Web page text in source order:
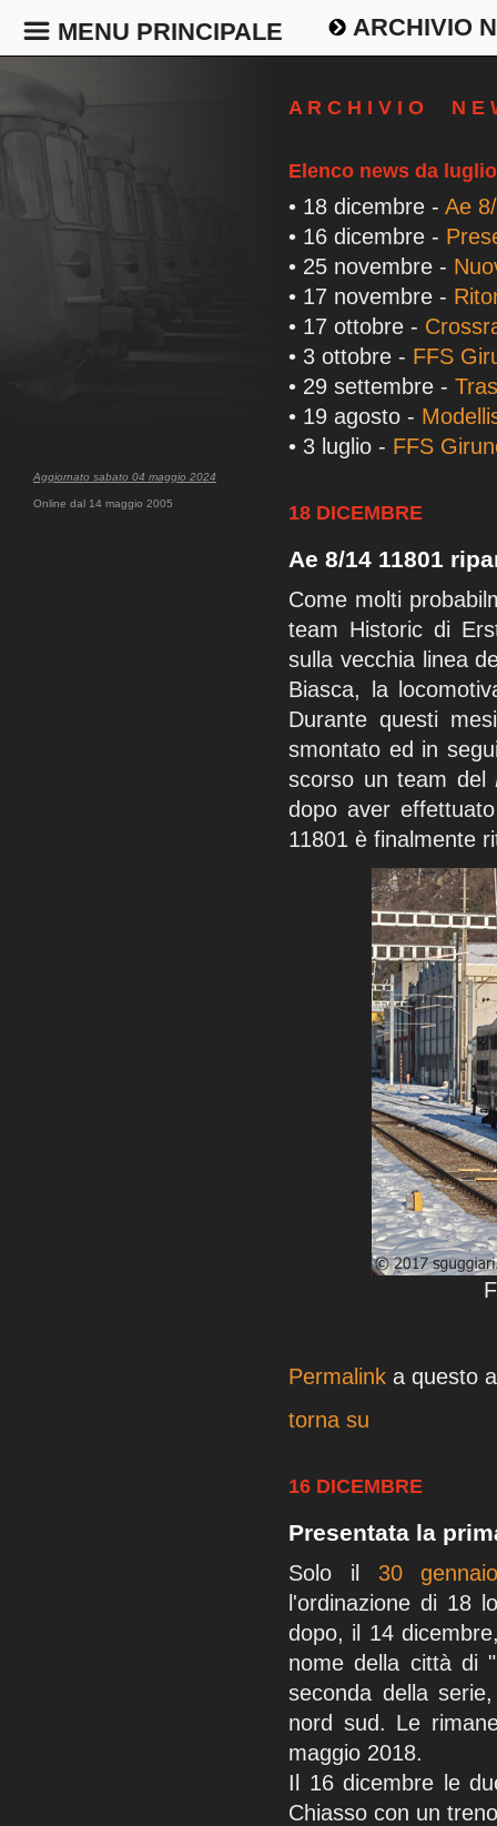
MENU PRINCIPALE ARCHIVIO
Aggiornato sabato 04 maggio 2024
Online dal 14 maggio 2005
A R C H I V I O N E
Elenco news da
• 18 dicembre - Ae
• 16 dicembre -
• 25 novembre -
• 17 novembre -
• 17 ottobre -
• 3 ottobre - FFS
• 29 settembre -
• 19 agosto -
• 3 luglio - FFS
18 DICEMBRE
Ae 8/14 11801
Come molti
team Historic di
sulla vecchia linea
Biasca, la
Durante questi
smontato ed in
scorso un team del
dopo aver
11801 è finalmente
Permalink a questo
torna su
16 DICEMBRE
Presentata la
Solo il 30
l'ordinazione di 18
dopo, il 14
nome della città di
seconda della
nord sud. Le
maggio 2018.
Il 16 dicembre le
Chiasso con un